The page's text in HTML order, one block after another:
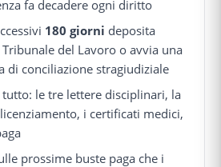
fa decadere ogni diritto
180 giorni deposita
del Lavoro o avvia una
di conciliazione stragiudiziale
tutto: le tre lettere disciplinari, la
i certificati medici,
prossime buste paga che i